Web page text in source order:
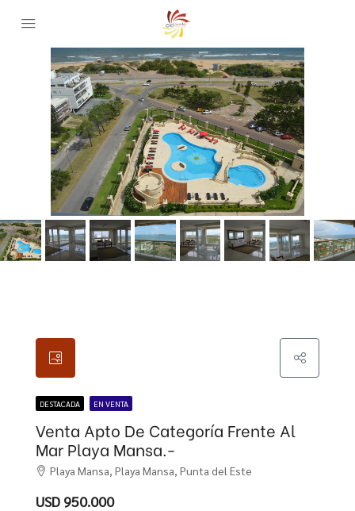
DESTACADA EN VENTA
Venta Apto De Categoría Frente Al
Mar Playa Mansa.-
Playa Mansa, Playa Mansa, Punta del Este
USD 950.000